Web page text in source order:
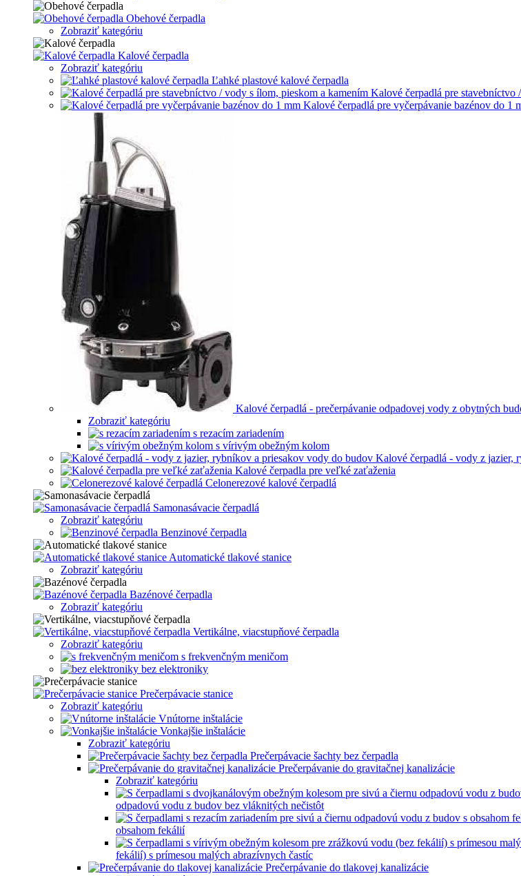
Obehové čerpadla
Zobraziť kategóriu
Kalové čerpadla
Zobraziť kategóriu
Ľahké plastové kalové čerpadla
Kalové čerpadlá pre
Kalové čerpadlá pre vyčerpávanie bazénov do 1
Kalové čerpadlá - prečerpávanie odpadovej vody z obytných
Zobraziť kategóriu
s rezacím zariadením
s vírivým obežným kolom
Kalové čerpadlá - vody z jazier,
Kalové čerpadla pre veľké zaťaženia
Celonerezové kalové čerpadlá
Samonasávacie čerpadlá
Zobraziť kategóriu
Benzinové čerpadla
Automatické tlakové stanice
Zobraziť kategóriu
Bazénové čerpadla
Zobraziť kategóriu
Vertikálne, viacstupňové čerpadla
Zobraziť kategóriu
s frekvenčným meničom
bez elektroniky
Prečerpávacie stanice
Zobraziť kategóriu
Vnútorne inštalácie
Vonkajšie inštalácie
Zobraziť kategóriu
Prečerpávacie šachty bez čerpadla
Prečerpávanie do gravitačnej kanalizácie
Zobraziť kategóriu
odpadovú vodu z budov bez vláknitých nečistôt
obsahom fekálií
fekálií) s prímesou malých abrazívnych častíc
Prečerpávanie do tlakovej kanalizácie